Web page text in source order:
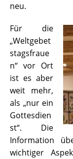
neu.
Für die
„Weltgebet
stagsfraue
n“ vor Ort
ist es aber
weit mehr,
als „nur ein
Gottesdien
st“. Die
Information
wichtiger